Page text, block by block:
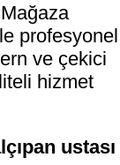
profesyonel
ve çekici
hizmet
ustası